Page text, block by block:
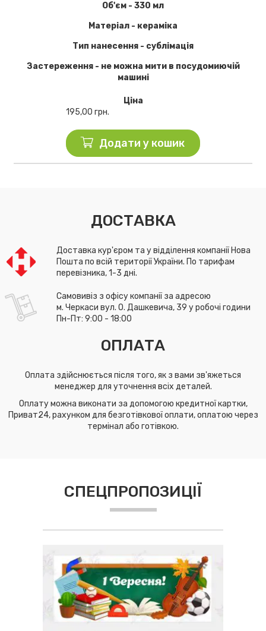
Об'єм - 330 мл
Матеріал - кераміка
Тип нанесення - сублімація
Застереження - не можна мити в посудомиючій
машині
Ціна
195,00 грн.
Додати у кошик
ДОСТАВКА
Доставка кур'єром та у відділення компанії Нова
Пошта по всій території України. По тарифам
перевізника, 1-3 дні.
Самовивіз з офісу компанії за адресою
м. Черкаси вул. О. Дашкевича, 39 у робочі години
Пн-Пт: 9:00 - 18:00
ОПЛАТА
Оплата здійснюється після того, як з вами зв'яжеться
менеджер для уточнення всіх деталей.
Оплату можна виконати за допомогою кредитної картки,
Приват24, рахунком для безготівкової оплати, оплатою через
термінал або готівкою.
СПЕЦПРОПОЗИЦІЇ